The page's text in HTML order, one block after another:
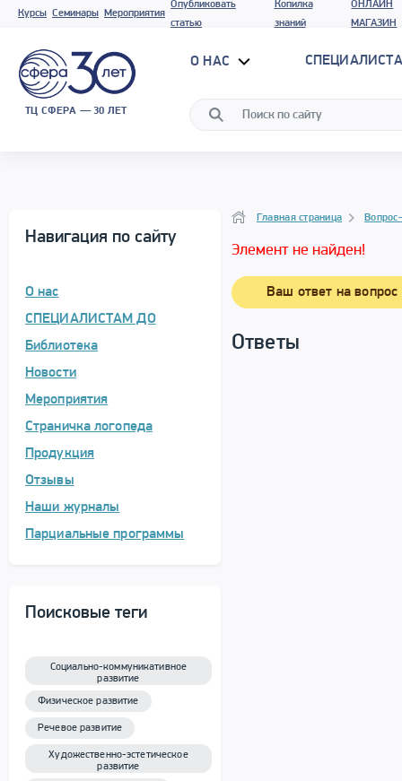
Курсы Семинары Мероприятия
Опубликовать
статью
Копилка
знаний
ОНЛАЙН
МАГАЗИН
ТЦ СФЕРА — 30 ЛЕТ
О НАС
Навигация по сайту
О нас
СПЕЦИАЛИСТАМ ДО
Библиотека
Новости
Мероприятия
Страничка логопеда
Продукция
Отзывы
Наши журналы
Парциальные программы
Поисковые теги
Социально-коммуникативное
развитие
Физическое развитие
Речевое развитие
Художественно-эстетическое
развитие
Вопрос–ответ
НавигацияГлавная страница
Элемент не найден!
Ваш ответ на вопрос
Ответы